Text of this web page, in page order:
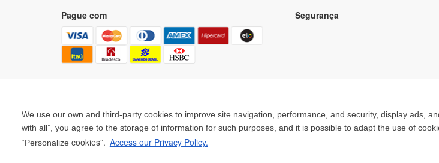
We use our own and third-party cookies to improve site navigation, performance, and security, display ads,
with all”, you agree to the storage of information for such purposes, and it is possible to adapt the use of
“Personalize cookies”. Access our Privacy Policy.
Pague com Segurança
Copyright © 2013. Todos os direitos
Todas as marcas e suas imagens são de